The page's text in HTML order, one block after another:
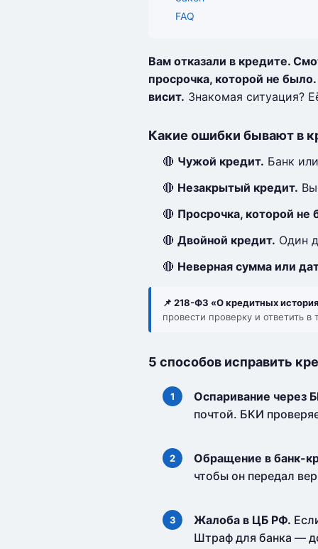
FAQ
Вам отказали в кредите.
просрочка, которой не
висит. Знакомая ситуация?
Какие ошибки бывают в
🔴 Чужой кредит. Банк
🔴 Незакрытый кредит.
🔴 Просрочка, которой не
🔴 Двойной кредит. Один
🔴 Неверная сумма или
📌 218-ФЗ «О кредитных
провести проверку и ответить в
5 способов исправить
Оспаривание через
почтой. БКИ
Обращение в банк-
чтобы он передал
Жалоба в ЦБ РФ.
Штраф для банка —